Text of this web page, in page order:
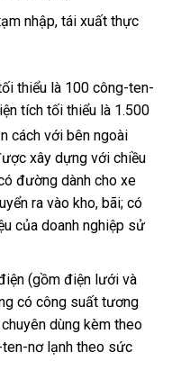
nhập, tái xuất thực
thiểu là 100 công-ten-
tích tối thiểu là 1.500
cách với bên ngoài
xây dựng với chiều
đường dành cho xe
ra vào kho, bãi; có
của doanh nghiệp sử
(gồm điện lưới và
có công suất tương
dùng kèm theo
nơ lạnh theo sức